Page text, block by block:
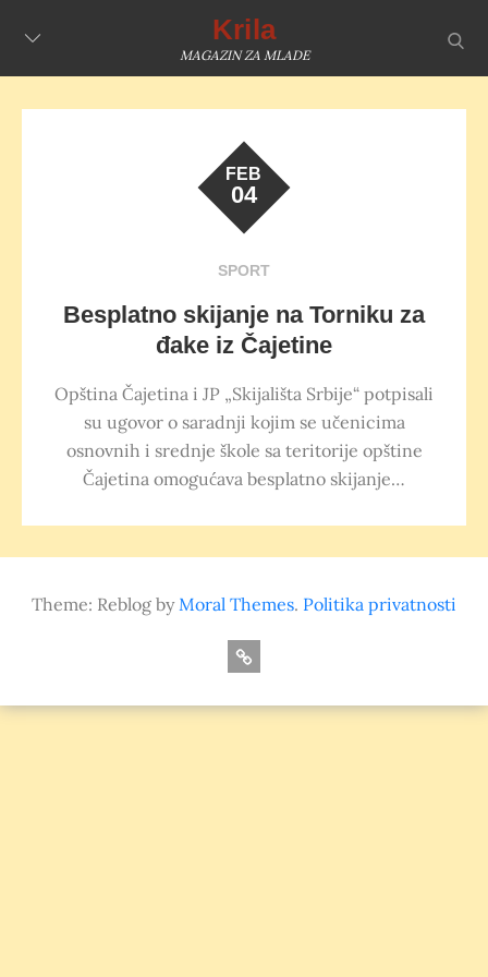
Krila
MAGAZIN ZA MLADE
FEB
04
SPORT
Besplatno skijanje na Torniku za
đake iz Čajetine
Opština Čajetina i JP „Skijališta Srbije“ potpisali
su ugovor o saradnji kojim se učenicima
osnovnih i srednje škole sa teritorije opštine
Čajetina omogućava besplatno skijanje…
Theme: Reblog byMoral Themes. Politika privatnosti